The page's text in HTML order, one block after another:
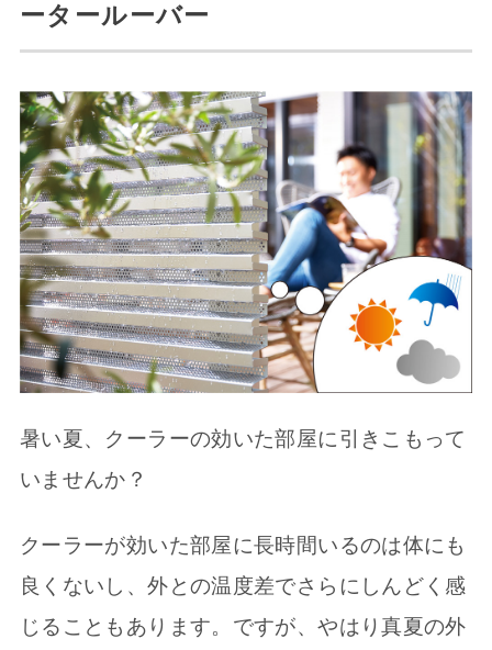
ータールーバー
暑い夏、クーラーの効いた部屋に引きこもって
いませんか？
クーラーが効いた部屋に長時間いるのは体にも
良くないし、外との温度差でさらにしんどく感
じることもあります。ですが、やはり真夏の外